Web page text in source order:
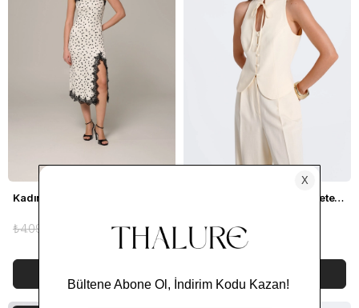
₺2.049,50
₺4.099,00
Kadın Krem Hakim Yaka Keten Yelek
₺2.239,20
₺2.799,00